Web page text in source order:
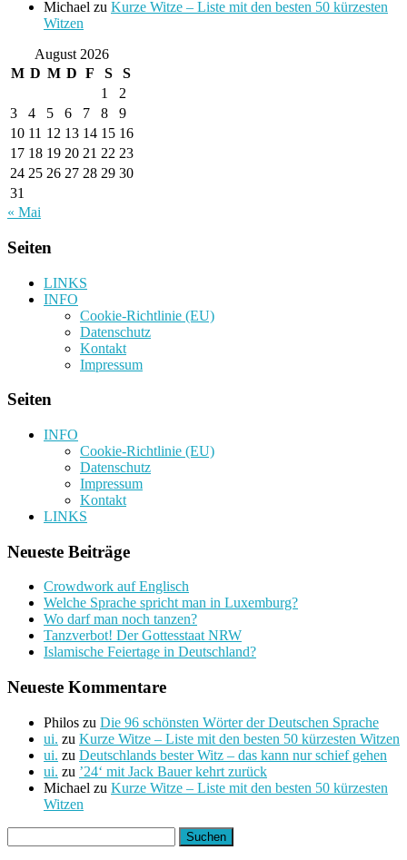
Michael zu Kurze Witze – Liste mit den besten 50 kürzesten
Witzen
August 2026
M D M D F S
S
1
2
3
4 5 6 7 8
9
10 11 12 13 14 15 16
17 18 19 20 21 22 23
24 25 26 27 28 29 30
31
« Mai
Seiten
LINKS
INFO
Cookie-Richtlinie (EU)
Datenschutz
Kontakt
Impressum
Seiten
INFO
Cookie-Richtlinie (EU)
Datenschutz
Impressum
Kontakt
LINKS
Neueste Beiträge
Crowdwork auf Englisch
Welche Sprache spricht man in Luxemburg?
Wo darf man noch tanzen?
Tanzverbot! Der Gottesstaat NRW
Islamische Feiertage in Deutschland?
Neueste Kommentare
Philos zu Die 96 schönsten Wörter der Deutschen Sprache
ui. zu Kurze Witze – Liste mit den besten 50 kürzesten Witzen
ui. zu Deutschlands bester Witz – das kann nur schief gehen
ui. zu ’24‘ mit Jack Bauer kehrt zurück
Michael zu Kurze Witze – Liste mit den besten 50 kürzesten
Witzen
nach: